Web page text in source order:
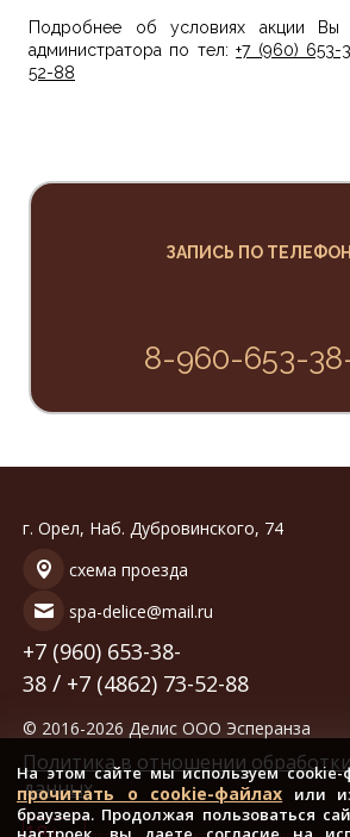
Подробнее об условиях акции Вы
администратора по тел:+7 (960) 653-
52-88
ЗАПИСЬ ПО
8-960-653-
г. Орел, Наб. Дубровинского, 74
схема проезда
spa-delice@mail.ru
+7 (960) 653-38-
38 / +7 (4862) 73-52-88
© 2016-2026 Делис ООО Эсперанза
Политика в отношении
данных
На этом сайте мы используем
прочитать о cookie-файлах или
браузера. Продолжая пользоваться